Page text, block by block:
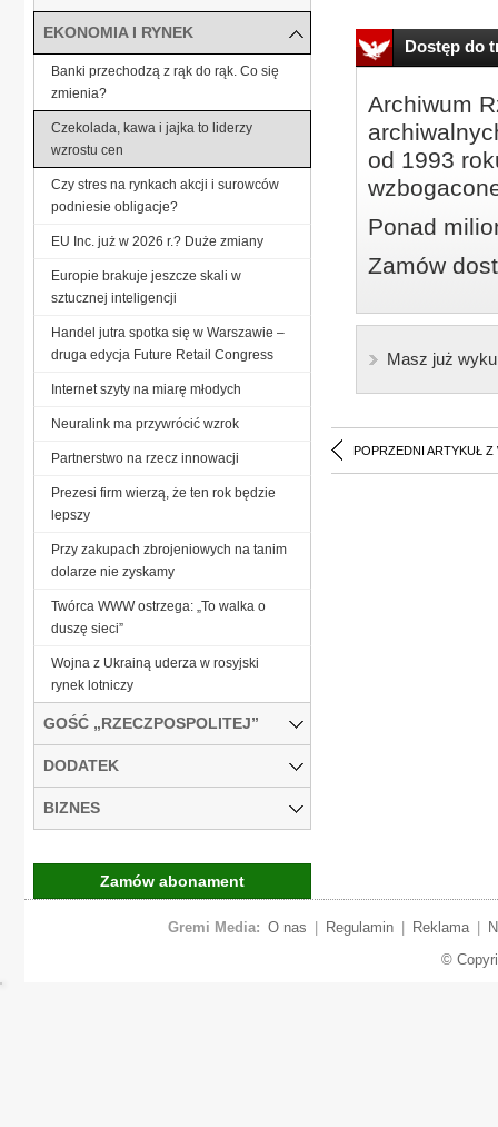
Dostęp do
Archiwum
od 1993
Ponad
Zamów
Masz już
POPRZEDNI ARTYKUŁ Z
EKONOMIA I RYNEK
Banki przechodzą z rąk do rąk. Co się
zmienia?
Czekolada, kawa i jajka to liderzy
wzrostu cen
Czy stres na rynkach akcji i surowców
podniesie obligacje?
EU Inc. już w 2026 r.? Duże zmiany
Europie brakuje jeszcze skali w
sztucznej inteligencji
Handel jutra spotka się w Warszawie –
druga edycja Future Retail Congress
Internet szyty na miarę młodych
Neuralink ma przywrócić wzrok
Partnerstwo na rzecz innowacji
Prezesi firm wierzą, że ten rok będzie
lepszy
Przy zakupach zbrojeniowych na tanim
dolarze nie zyskamy
Twórca WWW ostrzega: „To walka o
duszę sieci”
Wojna z Ukrainą uderza w rosyjski
rynek lotniczy
GOŚĆ „RZECZPOSPOLITEJ”
DODATEK
BIZNES
Zamów abonament
Gremi Media: O nas Regulamin Reklama
©